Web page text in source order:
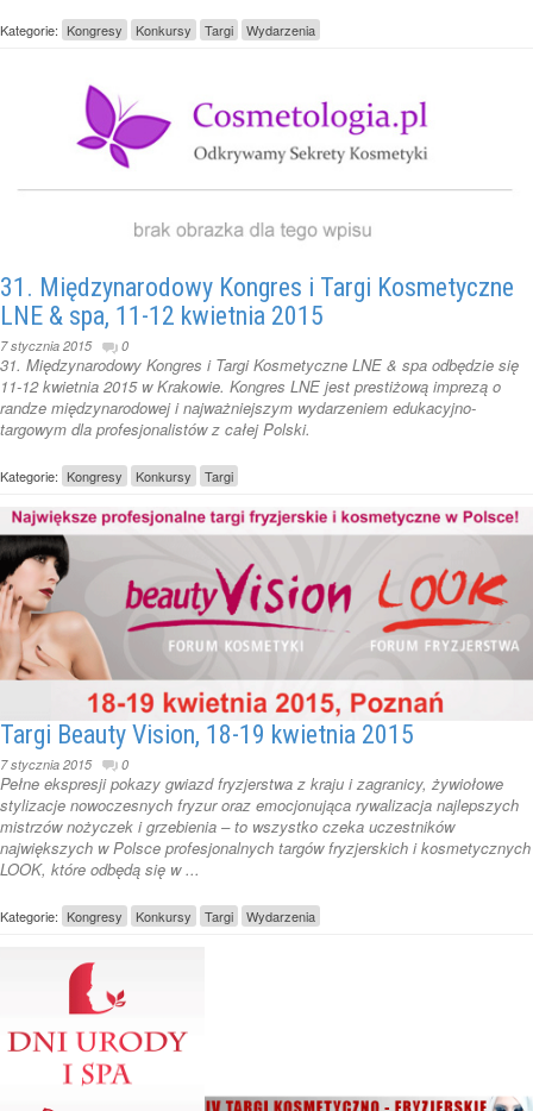
Kategorie: Kongresy Konkursy Targi Wydarzenia
31. Międzynarodowy Kongres i Targi Kosmetyczne
LNE & spa, 11-12 kwietnia 2015
7 stycznia 2015 0
31. Międzynarodowy Kongres i Targi Kosmetyczne LNE & spa odbędzie się
11-12 kwietnia 2015 w Krakowie. Kongres LNE jest prestiżową imprezą o
randze międzynarodowej i najważniejszym wydarzeniem edukacyjno-
targowym dla profesjonalistów z całej Polski.
Kategorie: Kongresy Konkursy Targi
Targi Beauty Vision, 18-19 kwietnia 2015
7 stycznia 2015 0
Pełne ekspresji pokazy gwiazd fryzjerstwa z kraju i zagranicy, żywiołowe
stylizacje nowoczesnych fryzur oraz emocjonująca rywalizacja najlepszych
mistrzów nożyczek i grzebienia – to wszystko czeka uczestników
największych w Polsce profesjonalnych targów fryzjerskich i kosmetycznych
LOOK, które odbędą się w ...
Kategorie: Kongresy Konkursy Targi Wydarzenia